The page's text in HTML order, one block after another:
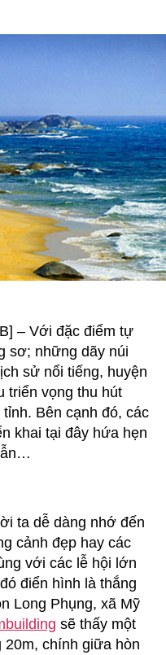
Mũi
Vi
Rồng
(Bình
Định)
– Với đặc điểm tự
sơ; những dãy núi
sử nổi tiếng, huyện
triển vọng thu hút
Bên cạnh đó, các
khai tại đây hứa hẹn
ta dễ dàng nhớ đến
cảnh đẹp hay các
với các lễ hội lớn
điển hình là thắng
Long Phụng, xã Mỹ
sẽ thấy một
20m, chính giữa hòn